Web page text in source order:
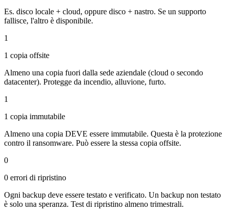
Es. disco locale + cloud, oppure disco + nastro. Se un supporto
fallisce, l'altro è disponibile.
1
1 copia offsite
Almeno una copia fuori dalla sede aziendale (cloud o secondo
datacenter). Protegge da incendio, alluvione, furto.
1
1 copia immutabile
Almeno una copia DEVE essere immutabile. Questa è la protezione
contro il ransomware. Può essere la stessa copia offsite.
0
0 errori di ripristino
Ogni backup deve essere testato e verificato. Un backup non testato
è solo una speranza. Test di ripristino almeno trimestrali.